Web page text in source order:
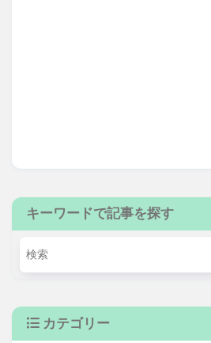
キーワードで記事を探す
カテゴリー